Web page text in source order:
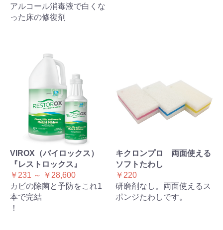
アルコール消毒液で白くな
った床の修復剤
VIROX（バイロックス）
『レストロックス』
￥231 ～ ￥28,600
カビの除菌と予防をこれ1
本で完結
！
キクロンプロ 両面使える
ソフトたわし
￥220
研磨剤なし。両面使えるス
ポンジたわしです。